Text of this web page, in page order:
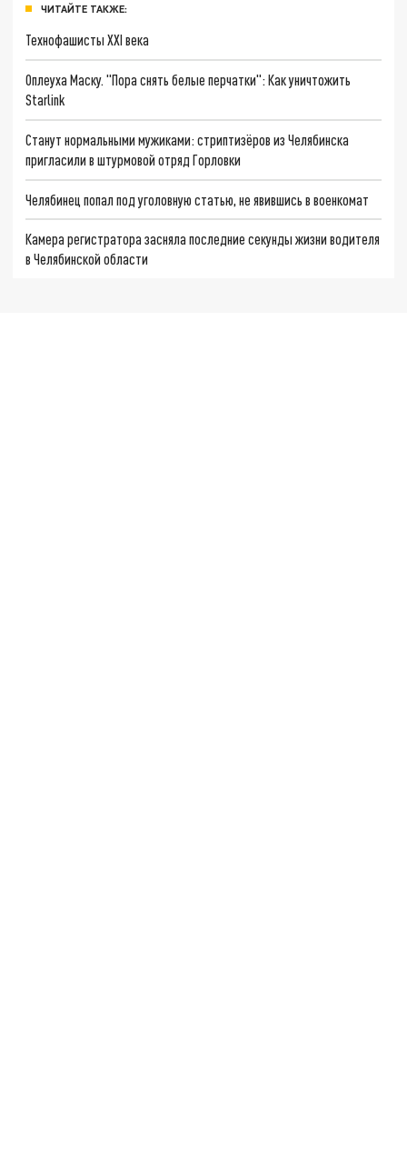
ЧИТАЙТЕ ТАКЖЕ:
Технофашисты XXI века
Оплеуха Маску. "Пора снять белые перчатки": Как уничтожить
Starlink
Станут нормальными мужиками: стриптизёров из Челябинска
пригласили в штурмовой отряд Горловки
Челябинец попал под уголовную статью, не явившись в военкомат
Камера регистратора засняла последние секунды жизни водителя
в Челябинской области